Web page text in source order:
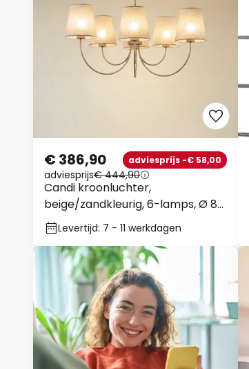
Candi kroonluchter,
beige/zandkleurig, 6-lamps, Ø 85
cm, E27
€ 386,90 adviesprijs -€ 58,00
adviesprijs€ 444,90
Levertijd: 7 - 11 werkdagen